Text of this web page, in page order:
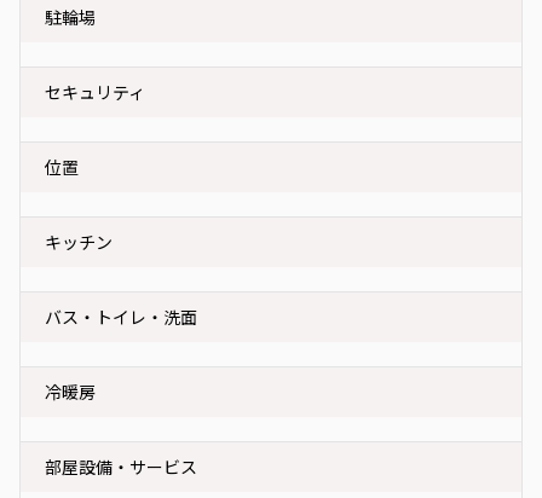
駐輪場
セキュリティ
位置
キッチン
バス・トイレ・洗面
冷暖房
部屋設備・サービス